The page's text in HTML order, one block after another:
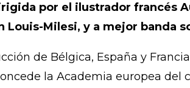
por el ilustrador francés
Louis-Milesi, y a mejor banda
de Bélgica, España y
la Academia europea del